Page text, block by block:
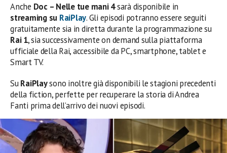
Anche Doc – Nelle tue mani 4sarà disponibile in
streaming su RaiPlay. Gli episodi potranno essere seguiti
gratuitamente sia in diretta durante la programmazione su
Rai 1, sia successivamente on demand sulla piattaforma
ufficiale della Rai, accessibile da PC, smartphone, tablet e
Smart TV.
SuRaiPlaysono inoltre già disponibili le stagioni precedenti
della fiction, perfette per recuperare la storia di Andrea
Fanti prima dell’arrivo dei nuovi episodi.